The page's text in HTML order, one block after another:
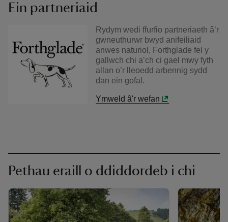
Ein partneriaid
Rydym wedi ffurfio partneriaeth â’r
gwneuthurwr bwyd anifeiliaid
anwes naturiol, Forthglade fel y
gallwch chi a’ch ci gael mwy fyth
allan o’r lleoedd arbennig sydd
dan ein gofal.
Ymweld â'r wefan
Pethau eraill o ddiddordeb i chi